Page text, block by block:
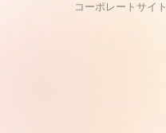
コーポレートサイト